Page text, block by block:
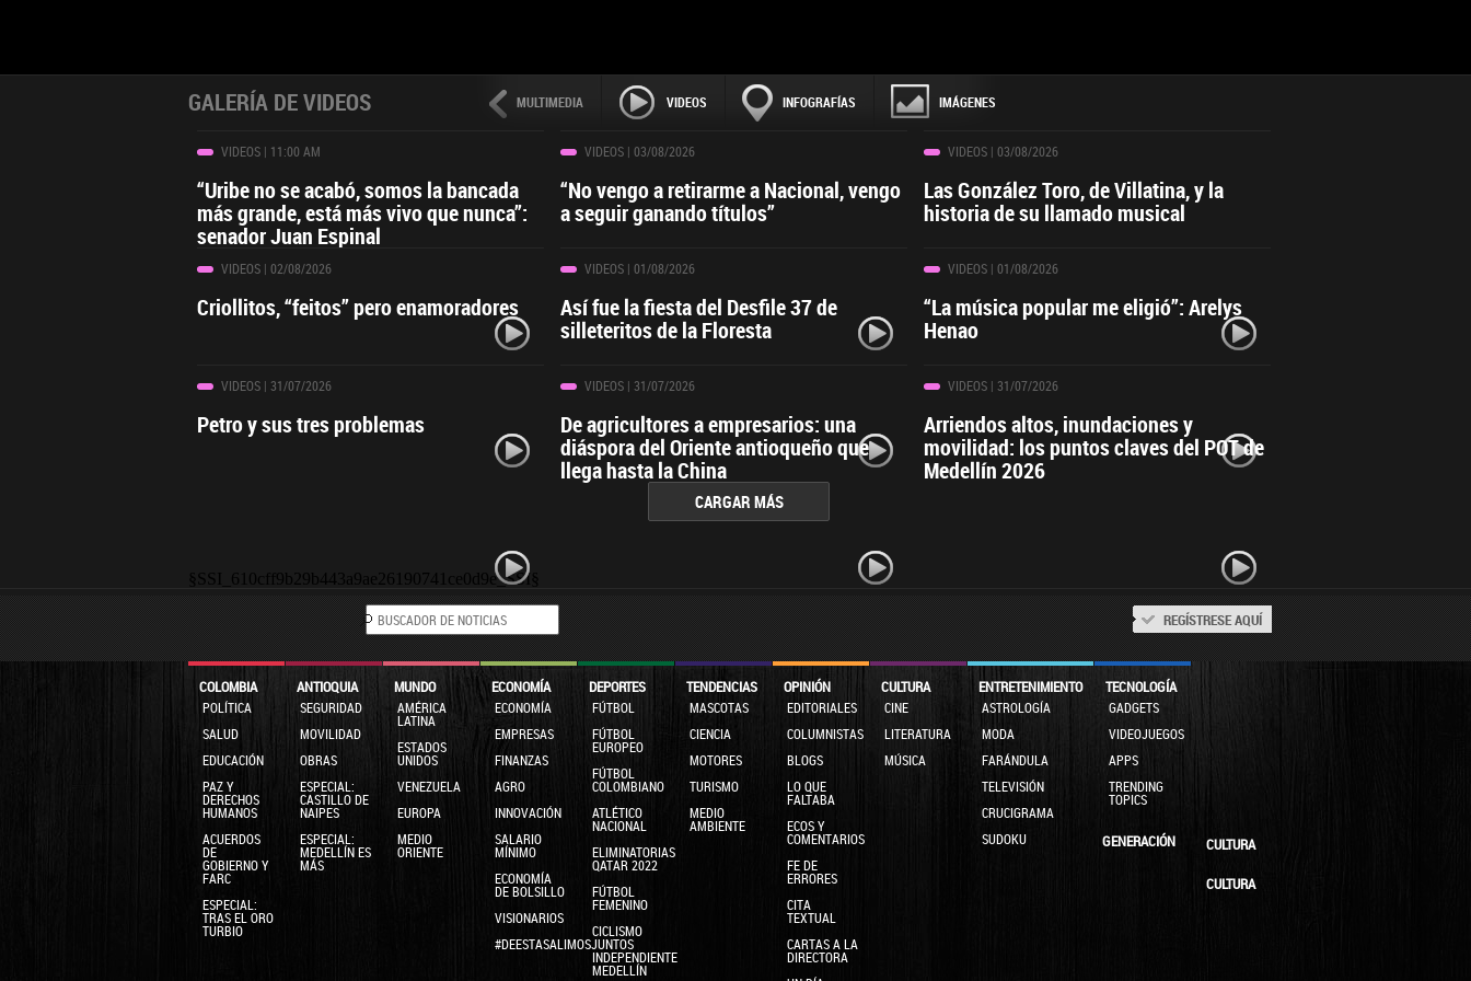
MULTIMEDIA VIDEOS INFOGRAFÍAS IMÁGENES
GALERÍA DE VIDEOS
VIDEOS| 11:00 AM
“Uribe no se acabó, somos la bancada
más grande, está más vivo que nunca”:
senador Juan Espinal
VIDEOS| 03/08/2026
“No vengo a retirarme a Nacional, vengo
a seguir ganando títulos”
VIDEOS| 03/08/2026
Las González Toro, de Villatina, y la
historia de su llamado musical
VIDEOS| 02/08/2026
Criollitos, “feitos” pero enamoradores
VIDEOS| 01/08/2026
Así fue la fiesta del Desfile 37 de
silleteritos de la Floresta
VIDEOS| 01/08/2026
“La música popular me eligió”: Arelys
Henao
VIDEOS| 31/07/2026
Petro y sus tres problemas
VIDEOS| 31/07/2026
De agricultores a empresarios: una
diáspora del Oriente antioqueño que
llega hasta la China
VIDEOS| 31/07/2026
Arriendos altos, inundaciones y
movilidad: los puntos claves del POT de
Medellín 2026
CARGAR MÁS
§SSI_610cff9b29b443a9ae26190741ce0d9e_SSI§
REGÍSTRESE AQUÍ
COLOMBIA
POLÍTICA
SALUD
EDUCACIÓN
PAZ Y
DERECHOS
HUMANOS
ACUERDOS
DE
GOBIERNO Y
FARC
ESPECIAL:
TRAS EL ORO
TURBIO
ANTIOQUIA
SEGURIDAD
MOVILIDAD
OBRAS
ESPECIAL:
CASTILLO DE
NAIPES
ESPECIAL:
MEDELLÍN ES
MÁS
MUNDO
AMÉRICA
LATINA
ESTADOS
UNIDOS
VENEZUELA
EUROPA
MEDIO
ORIENTE
ECONOMÍA
ECONOMÍA
EMPRESAS
FINANZAS
AGRO
INNOVACIÓN
SALARIO
MÍNIMO
ECONOMÍA
DE BOLSILLO
VISIONARIOS
#DEESTASALIMOSJUNTOS
DEPORTES
FÚTBOL
FÚTBOL
EUROPEO
FÚTBOL
COLOMBIANO
ATLÉTICO
NACIONAL
ELIMINATORIAS
QATAR 2022
FÚTBOL
FEMENINO
CICLISMO
INDEPENDIENTE
MEDELLÍN
TENDENCIAS
MASCOTAS
CIENCIA
MOTORES
TURISMO
MEDIO
AMBIENTE
OPINIÓN
EDITORIALES
COLUMNISTAS
BLOGS
LO QUE
FALTABA
ECOS Y
COMENTARIOS
FE DE
ERRORES
CITA
TEXTUAL
CARTAS A LA
DIRECTORA
CULTURA
CINE
LITERATURA
MÚSICA
ENTRETENIMIENTO
ASTROLOGÍA
MODA
FARÁNDULA
TELEVISIÓN
CRUCIGRAMA
SUDOKU
TECNOLOGÍA
GADGETS
VIDEOJUEGOS
APPS
TRENDING
TOPICS
GENERACIÓN
CULTURA
CULTURA